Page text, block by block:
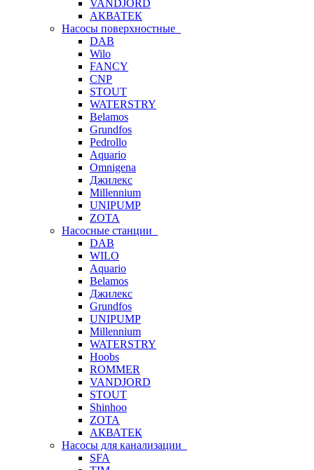
VANDJORD
АКВАТЕК
Насосы поверхностные
DAB
Wilo
FANCY
CNP
STOUT
WATERSTRY
Belamos
Grundfos
Pedrollo
Aquario
Omnigena
Джилекс
Millennium
UNIPUMP
ZOTA
Насосные станции
DAB
WILO
Aquario
Belamos
Джилекс
Grundfos
UNIPUMP
Millennium
WATERSTRY
Hoobs
ROMMER
VANDJORD
STOUT
Shinhoo
ZOTA
АКВАТЕК
Насосы для канализации
SFA